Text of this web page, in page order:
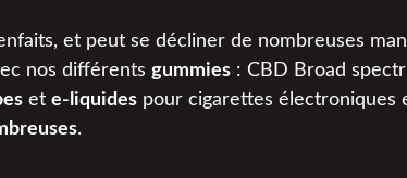
et peut se décliner de nombreuses
nos différents gummies : CBD Broad
et e-liquides pour cigarettes électroniques
.